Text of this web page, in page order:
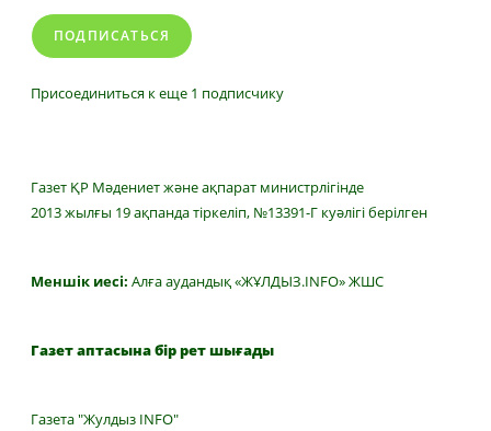
ПОДПИСАТЬСЯ
Присоединиться к еще 1 подписчику
Газет ҚР Мәдениет және ақпарат министрлігінде
2013 жылғы 19 ақпанда тіркеліп, №13391-Г куәлігі берілген
Меншік иесі: Алға аудандық «ЖҰЛДЫЗ.INFO» ЖШС
Газет аптасына бір рет шығады
Газета "Жулдыз INFO"